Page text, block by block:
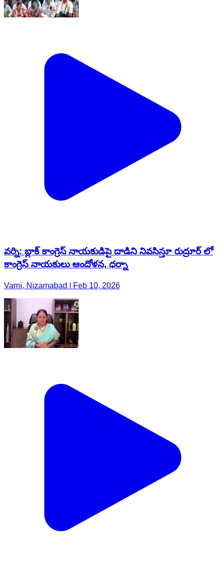
వర్ని: బ్లాక్ కాంగ్రెస్ నాయకుడిపై దాడిని నివసిస్తూ రుద్రూర్ లో
కాంగ్రెస్ నాయకులు ఆందోళన, ధర్నా
Varni, Nizamabad | Feb 10, 2026